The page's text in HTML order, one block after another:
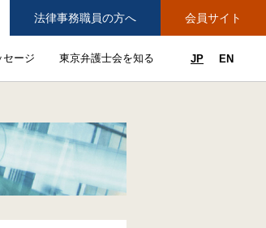
法律事務職員の方へ 会員サイト
ニューを開閉
セージ
ちのメッセージのサブメニューを開閉
東京弁護士会を知る東京弁護士会を知るのサブメニ
JP EN